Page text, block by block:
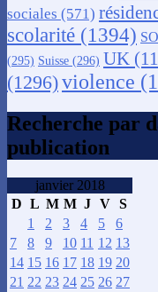
sociales (571)
scolarité (1394)
(295) Suisse (296) UK
(1296)violence
Recherche par
publication
janvier 2018
D L M M J V S
1
2 3 4 5
6
7
8 9 10 11 12 13
14 15 16 17 18 19 20
21 22 23 24 25 26 27